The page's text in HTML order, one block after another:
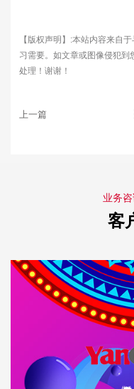
【版权声明】:本站内容来自
习需要。如文章或图像侵犯到
处理！谢谢！
上一篇
业务
客